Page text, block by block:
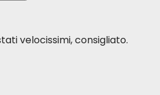
velocissimi, consigliato.